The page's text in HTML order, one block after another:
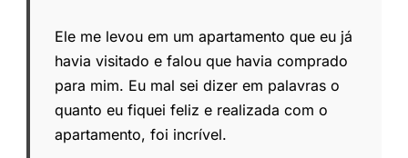
Ele me levou em um apartamento que eu já
havia visitado e falou que havia comprado
para mim. Eu mal sei dizer em palavras o
quanto eu fiquei feliz e realizada com o
apartamento, foi incrível.